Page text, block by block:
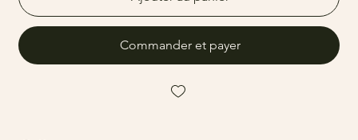
Commander et payer